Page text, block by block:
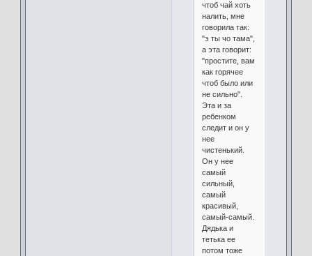
чтоб чай хоть
налить, мне
говорила так:
"э ты чо тама",
а эта говорит:
"простите, вам
как горячее
чтоб было или
не сильно".
Эта и за
ребенком
следит и он у
нее
чистенький.
Он у нее
самый
сильный,
самый
красивый,
самый-самый.
Дядька и
тетька ее
потом тоже